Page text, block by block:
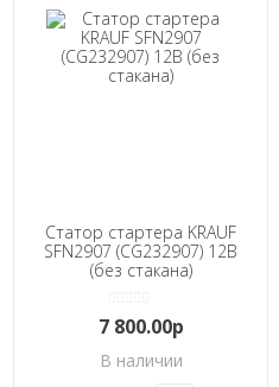
Статор стартера KRAUF
SFN2907 (CG232907) 12В
(без стакана)
7 800.00р
В наличии